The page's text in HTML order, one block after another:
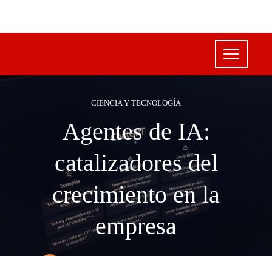
CIENCIA Y TECNOLOGÍA
Agentes de IA:
catalizadores del
crecimiento en la
empresa